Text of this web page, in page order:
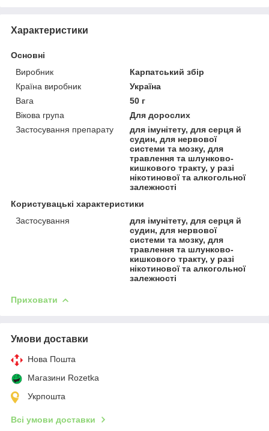
Характеристики
Основні
Виробник
Карпатський збір
Країна виробник
Україна
Вага
50 г
Вікова група
Для дорослих
Застосування препарату
для імунітету, для серця й
судин, для нервової
системи та мозку, для
травлення та шлунково-
кишкового тракту, у разі
нікотинової та алкогольної
залежності
Користувацькі характеристики
Застосування
для імунітету, для серця й
судин, для нервової
системи та мозку, для
травлення та шлунково-
кишкового тракту, у разі
нікотинової та алкогольної
залежності
Приховати
Умови доставки
Нова Пошта
Магазини Rozetka
Укрпошта
Всі умови доставки